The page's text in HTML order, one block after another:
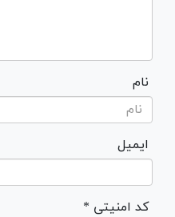
نام
ایمیل
* کد امنیتی